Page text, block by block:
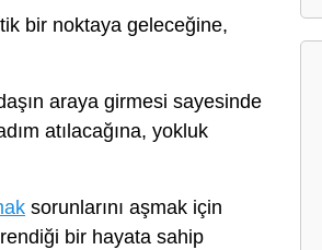
bir noktaya geleceğine,
araya girmesi sayesinde
atılacağına, yokluk
sorunlarını aşmak için
bir hayata sahip